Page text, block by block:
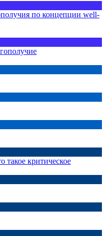
по концепции well-
такое критическое